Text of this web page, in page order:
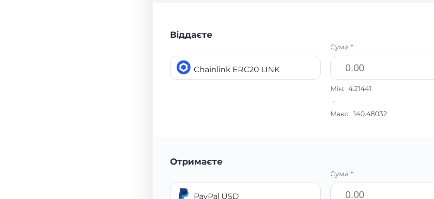
Віддаєте
Chainlink ERC20 LINK
Сума *
Мін: 4.21441
-
Макс: 140.48032
Отримаєте
PayPal USD
Сума *